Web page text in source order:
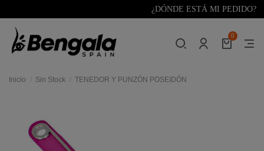
¿DÓNDE ESTÁ MI PEDIDO?
0
Inicio Sin Stock TENEDOR Y PUNZÓN POSEIDÓN